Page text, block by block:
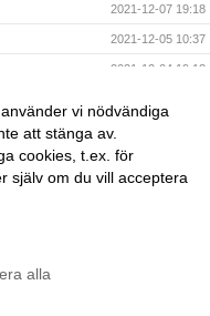
2021-12-07 19:18
2021-12-05 10:37
2021-12-04 19:13
2021-12-03 09:29
2021-11-28 17:42
2021-11-28 09:14
vi nödvändiga
att stänga av.
cookies, t.ex. för
själv om du vill acceptera
alla